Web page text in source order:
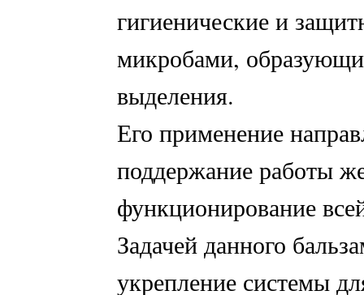
гигиенические и
микробами,
выделения.
Его применение
поддержание работы
функционирование
Задачей данного
укрепление системы